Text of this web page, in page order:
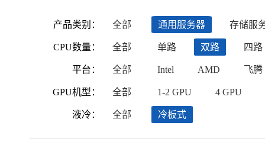
产品类别：
CPU数量：
平台：
GPU机型：
液冷：
全部 通用服务器 存储服
全部 单路 双路 四路
全部 Intel AMD 飞腾
全部 1-2 GPU 4 GPU
全部 冷板式